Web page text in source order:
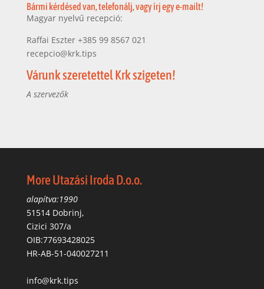
Bármi kérdésed van, telefonálj, vagy írj egy e-mailt!
Magyar nyelvű recepció:
Raffai Eszter +385 99 8567 021
recepcio@krk.tips
Várunk szeretettel Krk szigeten!
A szervezők
More Utazási Iroda D.o.o.
alapítva:1990
51514 Dobrinj,
Cizici 307/a
OIB:77693428025
HR-AB-51-040027211
info@krk.tips